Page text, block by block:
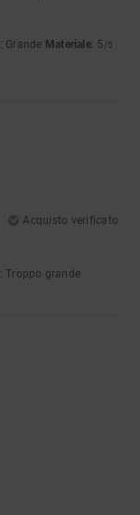
: Grande Materiale: 5 /5
Acquisto verificato
: Troppo grande